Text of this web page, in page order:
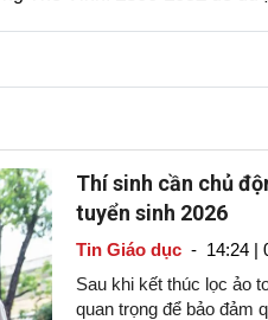
Thí sinh cần chủ
tuyển sinh 2026
Tin Giáo dục- 14:24 |
Sau khi kết thúc lọc ảo
quan trọng để bảo đảm